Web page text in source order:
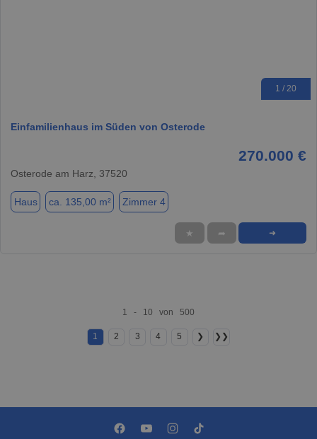
1 / 20
Einfamilienhaus im Süden von Osterode
270.000 €
Osterode am Harz, 37520
Haus ca. 135,00 m² Zimmer 4
★ ➦ ➜
1 - 10 von 500
1 2 3 4 5 ❯ ❯❯